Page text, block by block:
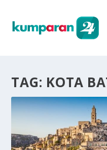
TAG: KOTA